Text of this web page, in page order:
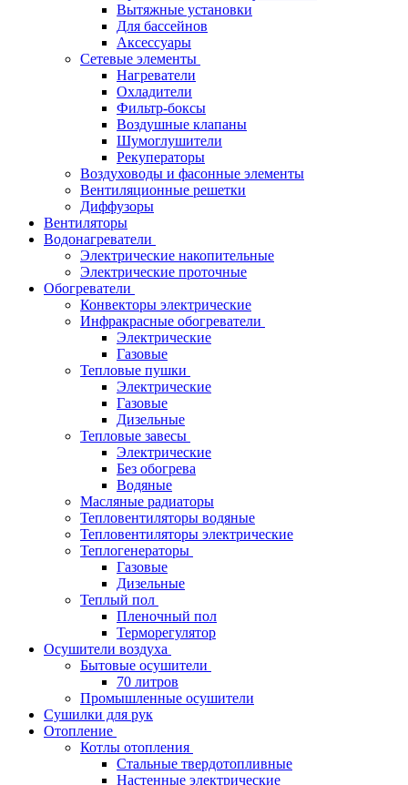
Вытяжные установки
Для бассейнов
Аксессуары
Сетевые элементы
Нагреватели
Охладители
Фильтр-боксы
Воздушные клапаны
Шумоглушители
Рекуператоры
Воздуховоды и фасонные элементы
Вентиляционные решетки
Диффузоры
Вентиляторы
Водонагреватели
Электрические накопительные
Электрические проточные
Обогреватели
Конвекторы электрические
Инфракрасные обогреватели
Электрические
Газовые
Тепловые пушки
Электрические
Газовые
Дизельные
Тепловые завесы
Электрические
Без обогрева
Водяные
Масляные радиаторы
Тепловентиляторы водяные
Тепловентиляторы электрические
Теплогенераторы
Газовые
Дизельные
Теплый пол
Пленочный пол
Терморегулятор
Осушители воздуха
Бытовые осушители
70 литров
Промышленные осушители
Сушилки для рук
Отопление
Котлы отопления
Стальные твердотопливные
Настенные электрические